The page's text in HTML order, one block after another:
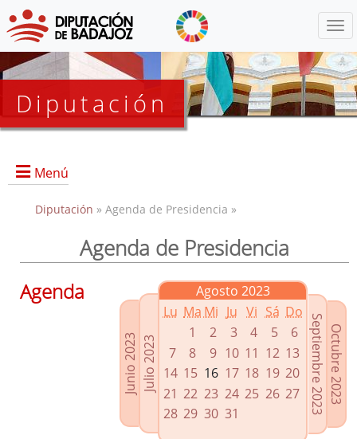
Diputación
Menú
Presidencia
Grupos Políticos
Enlaces relacionados
Agenda de Presidencia
Plenos provinciales y Juntas de gobierno
Oficina de Proyectos Europeos
Diputación » Agenda de Presidencia »
Agenda de Presidencia
Junio 2023Julio 2023
Agosto 2023
Lu Ma Mi Ju Vi Sá Do
1
2 3 4 5
6
7
8 9 10 11 12 13
14 15 16 17 18 19 20
21 22 23 24 25 26 27
28 29 30 31
Octubre 2023
Septiembre 2023
Agenda